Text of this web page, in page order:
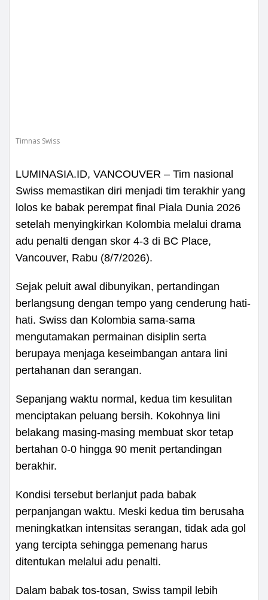
Timnas Swiss
LUMINASIA.ID, VANCOUVER – Tim nasional
Swiss memastikan diri menjadi tim terakhir yang
lolos ke babak perempat final Piala Dunia 2026
setelah menyingkirkan Kolombia melalui drama
adu penalti dengan skor 4-3 di BC Place,
Vancouver, Rabu (8/7/2026).
Sejak peluit awal dibunyikan, pertandingan
berlangsung dengan tempo yang cenderung hati-
hati. Swiss dan Kolombia sama-sama
mengutamakan permainan disiplin serta
berupaya menjaga keseimbangan antara lini
pertahanan dan serangan.
Sepanjang waktu normal, kedua tim kesulitan
menciptakan peluang bersih. Kokohnya lini
belakang masing-masing membuat skor tetap
bertahan 0-0 hingga 90 menit pertandingan
berakhir.
Kondisi tersebut berlanjut pada babak
perpanjangan waktu. Meski kedua tim berusaha
meningkatkan intensitas serangan, tidak ada gol
yang tercipta sehingga pemenang harus
ditentukan melalui adu penalti.
Dalam babak tos-tosan, Swiss tampil lebih